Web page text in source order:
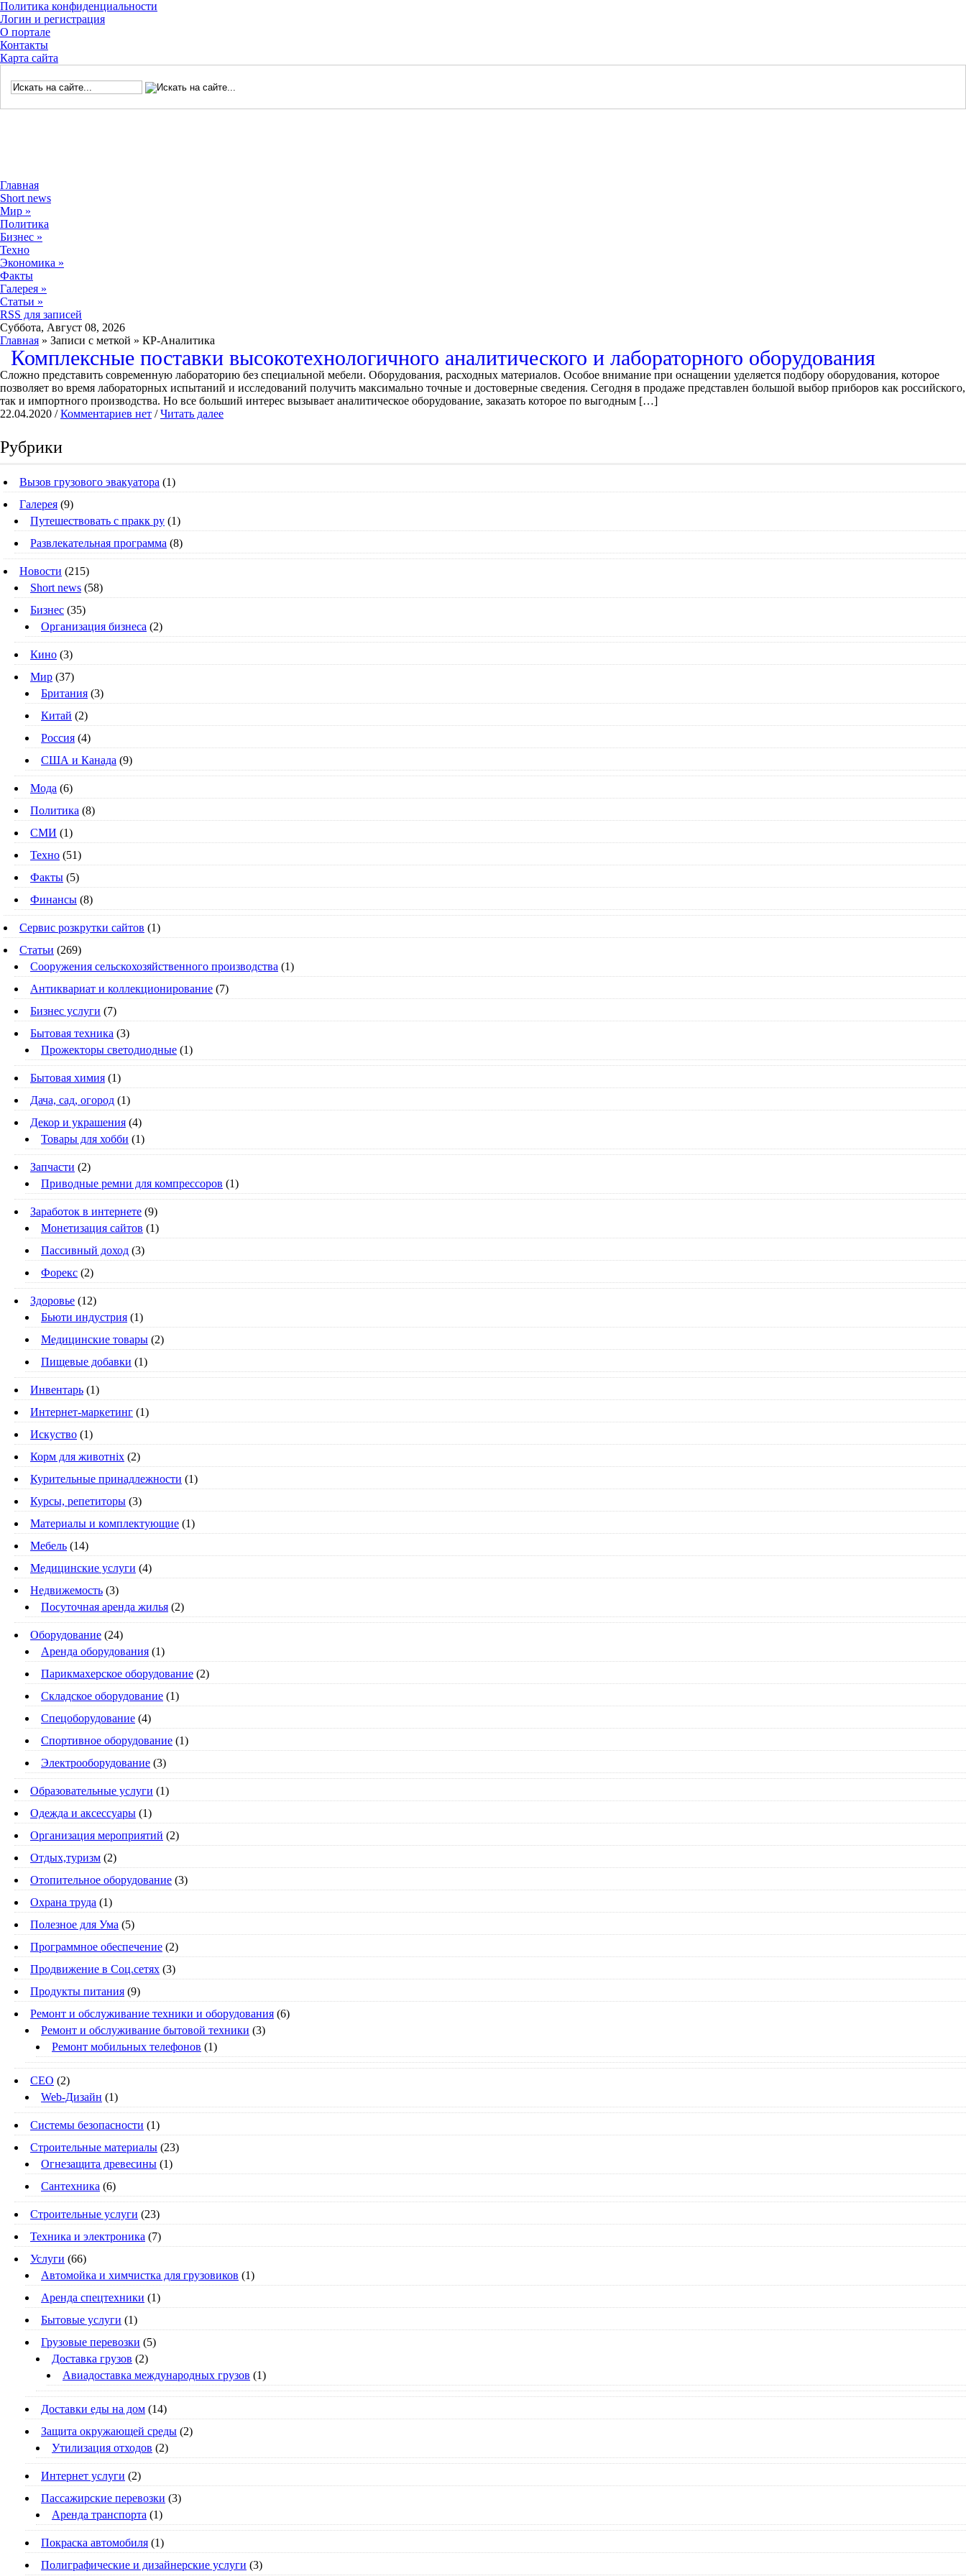
Политика конфиденциальности
Логин и регистрация
О портале
Контакты
Карта сайта
Главная
Short news
Мир »
Политика
Бизнес »
Техно
Экономика »
Факты
Галерея »
Статьи »
RSS для записей
Суббота, Август 08, 2026
Главная » Записи с меткой » КР-Аналитика
Комплексные поставки высокотехнологичного аналитического и лабораторного оборудования
Сложно представить современную лабораторию без специальной мебели. Оборудования, расходных материалов. Особое внимание при оснащении уделяется подбору оборудования, которое
позволяет во время лабораторных испытаний и исследований получить максимально точные и достоверные сведения. Сегодня в продаже представлен большой выбор приборов как российского,
так и импортного производства. Но все больший интерес вызывает аналитическое оборудование, заказать которое по выгодным […]
22.04.2020 /Комментариев нет /Читать далее
Рубрики
Вызов грузового эвакуатора (1)
Галерея (9)
Путешествовать с пракк ру (1)
Развлекательная программа (8)
Новости (215)
Short news (58)
Бизнес (35)
Организация бизнеса (2)
Кино (3)
Мир (37)
Британия (3)
Китай (2)
Россия (4)
США и Канада (9)
Мода (6)
Политика (8)
СМИ (1)
Техно (51)
Факты (5)
Финансы (8)
Сервис розкрутки сайтов (1)
Статьи (269)
Cооружения сельскохозяйственного производства (1)
Антиквариат и коллекционирование (7)
Бизнес услуги (7)
Бытовая техника (3)
Прожекторы светодиодные (1)
Бытовая химия (1)
Дача, сад, огород (1)
Декор и украшения (4)
Товары для хобби (1)
Запчасти (2)
Приводные ремни для компрессоров (1)
Заработок в интернете (9)
Монетизация сайтов (1)
Пассивный доход (3)
Форекс (2)
Здоровье (12)
Бьюти индустрия (1)
Медицинские товары (2)
Пищевые добавки (1)
Инвентарь (1)
Интернет-маркетинг (1)
Искуство (1)
Корм для животніх (2)
Курительные принадлежности (1)
Курсы, репетиторы (3)
Материалы и комплектующие (1)
Мебель (14)
Медицинские услуги (4)
Недвижемость (3)
Посуточная аренда жилья (2)
Оборудование (24)
Аренда оборудования (1)
Парикмахерское оборудование (2)
Складское оборудование (1)
Спецоборудование (4)
Спортивное оборудование (1)
Электрооборудование (3)
Образовательные услуги (1)
Одежда и аксессуары (1)
Организация мероприятий (2)
Отдых,туризм (2)
Отопительное оборудование (3)
Охрана труда (1)
Полезное для Ума (5)
Программное обеспечение (2)
Продвижение в Соц.сетях (3)
Продукты питания (9)
Ремонт и обслуживание техники и оборудования (6)
Ремонт и обслуживание бытовой техники (3)
Ремонт мобильных телефонов (1)
СЕО (2)
Web-Дизайн (1)
Системы безопасности (1)
Строительные материалы (23)
Огнезащита древесины (1)
Сантехника (6)
Строительные услуги (23)
Техника и электроника (7)
Услуги (66)
Автомойка и химчистка для грузовиков (1)
Аренда спецтехники (1)
Бытовые услуги (1)
Грузовые перевозки (5)
Доставка грузов (2)
Авиадоставка международных грузов (1)
Доставки еды на дом (14)
Защита окружающей среды (2)
Утилизация отходов (2)
Интернет услуги (2)
Пассажирские перевозки (3)
Аренда транспорта (1)
Покраска автомобиля (1)
Полиграфические и дизайнерские услуги (3)